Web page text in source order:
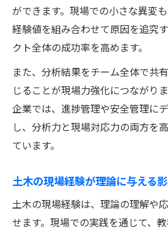
ができます。現場での小さな異変
経験値を組み合わせて原因を追究
クト全体の成功率を高めます。
また、分析結果をチーム全体で共
じることが現場力強化につながり
企業では、進捗管理や安全管理に
し、分析力と現場対応力の両方を
ています。
土木の現場経験が理論に与える
土木の現場経験は、理論の理解や
せます。現場での実践を通じて、